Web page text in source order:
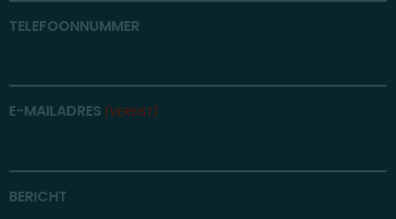
TELEFOONNUMMER
E-MAILADRES (VEREIST)
BERICHT